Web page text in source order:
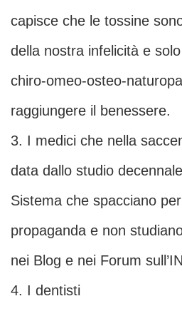
capisce che le tossine
della nostra infelicità e solo
chiro-omeo-osteo-
raggiungere il benessere.
3. I medici che nella
data dallo studio
Sistema che spacciano
propaganda e non
nei Blog e nei Forum
4. I dentisti